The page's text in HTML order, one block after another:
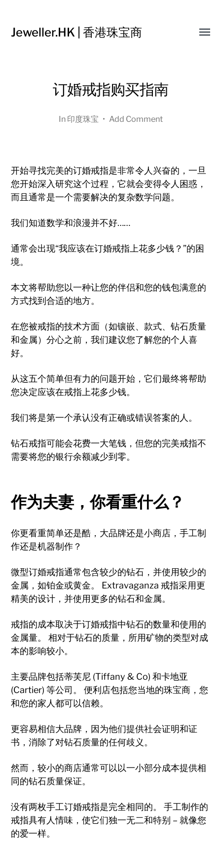
Jeweller.HK | 香港珠宝商
订婚戒指购买指南
In 印度珠宝 • Add Comment
开始寻找完美的订婚戒指是非常令人兴奋的，一旦
您开始深入研究这个过程，它就会变得令人困惑，
而且通常是一个需要解决的复杂数学问题。
我们知道数学和浪漫并不好……
通常会出现“我应该在订婚戒指上花多少钱？”的困
境。
本文将帮助您以一种让您的伴侣和您的钱包满意的
方式找到合适的地方。
在您被戒指的技术方面（如镶嵌、款式、钻石质量
和金属）分心之前，我们建议您了解您的个人喜
好。
从这五个简单但有力的问题开始，它们最终将帮助
您决定应该在戒指上花多少钱。
我们将是第一个承认没有正确或错误答案的人。
钻石戒指可能会花费一大笔钱，但您的完美戒指不
需要将您的银行余额减少到零。
作为夫妻，你看重什么？
你更看重简单还是酷，大品牌还是小商店，手工制
作还是机器制作？
微型订婚戒指通常包含较少的钻石，并使用较少的
金属，如铂金或黄金。 Extravaganza 戒指采用更
精美的设计，并使用更多的钻石和金属。
戒指的成本取决于订婚戒指中钻石的数量和使用的
金属量。 相对于钻石的质量，所用矿物的类型对成
本的影响较小。
主要品牌包括蒂芙尼 (Tiffany & Co) 和卡地亚
(Cartier) 等公司。 便利店包括您当地的珠宝商，您
和您的家人都可以信赖。
更容易相信大品牌，因为他们提供社会证明和证
书，消除了对钻石质量的任何歧义。
然而，较小的商店通常可以以一小部分成本提供相
同的钻石质量保证。
没有两枚手工订婚戒指是完全相同的。 手工制作的
戒指具有人情味，使它们独一无二和特别 – 就像您
的爱一样。